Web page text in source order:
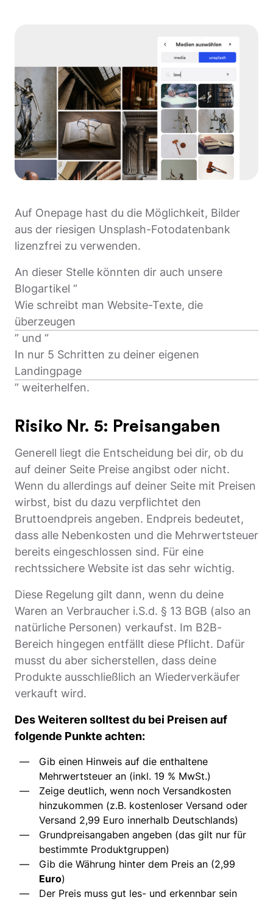
Auf Onepage hast du die Möglichkeit, Bilder
aus der riesigen Unsplash-Fotodatenbank
lizenzfrei zu verwenden.
An dieser Stelle könnten dir auch unsere
Blogartikel “
Wie schreibt man Website-Texte, die
überzeugen
” und “
In nur 5 Schritten zu deiner eigenen
Landingpage
” weiterhelfen.
Risiko Nr. 5: Preisangaben
Generell liegt die Entscheidung bei dir, ob du
auf deiner Seite Preise angibst oder nicht.
Wenn du allerdings auf deiner Seite mit Preisen
wirbst, bist du dazu verpflichtet den
Bruttoendpreis angeben. Endpreis bedeutet,
dass alle Nebenkosten und die Mehrwertsteuer
bereits eingeschlossen sind. Für eine
rechtssichere Website ist das sehr wichtig.
Diese Regelung gilt dann, wenn du deine
Waren an Verbraucher i.S.d. § 13 BGB (also an
natürliche Personen) verkaufst. Im B2B-
Bereich hingegen entfällt diese Pflicht. Dafür
musst du aber sicherstellen, dass deine
Produkte ausschließlich an Wiederverkäufer
verkauft wird.
Des Weiteren solltest du bei Preisen auf
folgende Punkte achten:
Gib einen Hinweis auf die enthaltene
Mehrwertsteuer an (inkl. 19 % MwSt.)
Zeige deutlich, wenn noch Versandkosten
hinzukommen (z.B. kostenloser Versand oder
Versand 2,99 Euro innerhalb Deutschlands)
Grundpreisangaben angeben (das gilt nur für
bestimmte Produktgruppen)
Gib die Währung hinter dem Preis an (2,99
Euro)
Der Preis muss gut les- und erkennbar sein